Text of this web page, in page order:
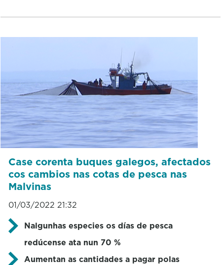
Case corenta buques galegos, afectados
cos cambios nas cotas de pesca nas
Malvinas
01/03/2022 21:32
Nalgunhas especies os días de pesca
redúcense ata nun 70 %
Aumentan as cantidades a pagar polas